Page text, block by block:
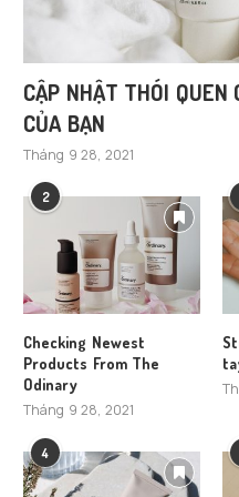
CẬP NHẬT THÓI QUEN
CỦA BẠN
Tháng 9 28, 2021
2
Checking Newest
Products From The
Odinary
Tháng 9 28, 2021
4